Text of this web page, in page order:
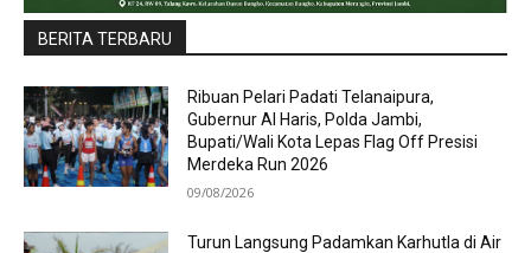
BERITA TERBARU
Ribuan Pelari Padati Telanaipura,
Gubernur Al Haris, Polda Jambi,
Bupati/Wali Kota Lepas Flag Off Presisi
Merdeka Run 2026
09/08/2026
Turun Langsung Padamkan Karhutla di Air